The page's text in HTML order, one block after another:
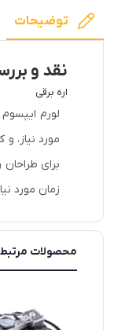
توضیحات
نقد و
اره برقی
لورم
مورد نیاز،
برای
زمان مورد
محصولات مرتبط